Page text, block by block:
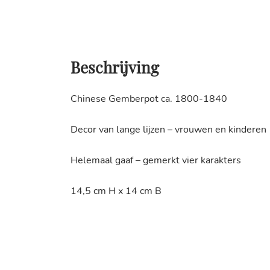
Beschrijving
Chinese Gemberpot ca. 1800-1840
Decor van lange lijzen – vrouwen en kinderen
Helemaal gaaf – gemerkt vier karakters
14,5 cm H x 14 cm B